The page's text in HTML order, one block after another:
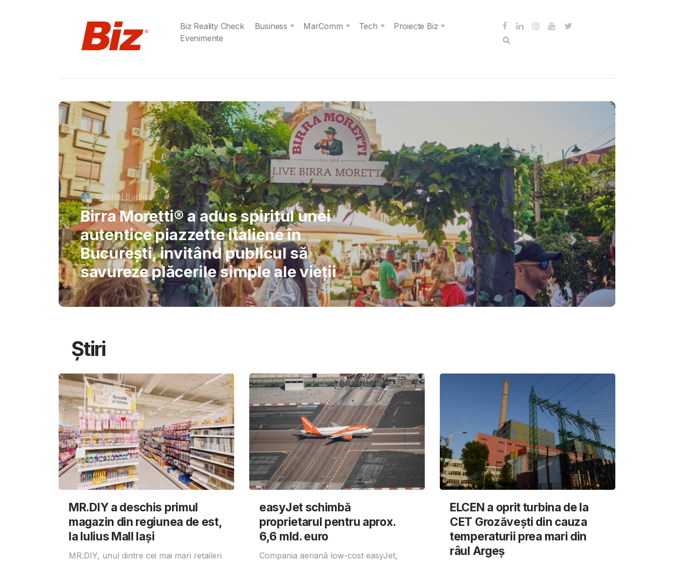
Biz Reality Check Business MarComm Tech
Proiecte Biz
Evenimente
Cristi Dorombach
Richard Joannides, Verita
International School: Școlile nu pot
permite AI-ului să înlocuiască
gândirea elevilor
Știri
MR.DIY a deschis primul
magazin din regiunea de est,
la Iulius Mall Iași
MR.DIY, unul dintre cei mai mari retaileri
easyJet schimbă
proprietarul pentru aprox.
6,6 mld. euro
Compania aeriană low-cost easyJet,
ELCEN a oprit turbina de la
CET Grozăvești din cauza
temperaturii prea mari din
râul Argeș